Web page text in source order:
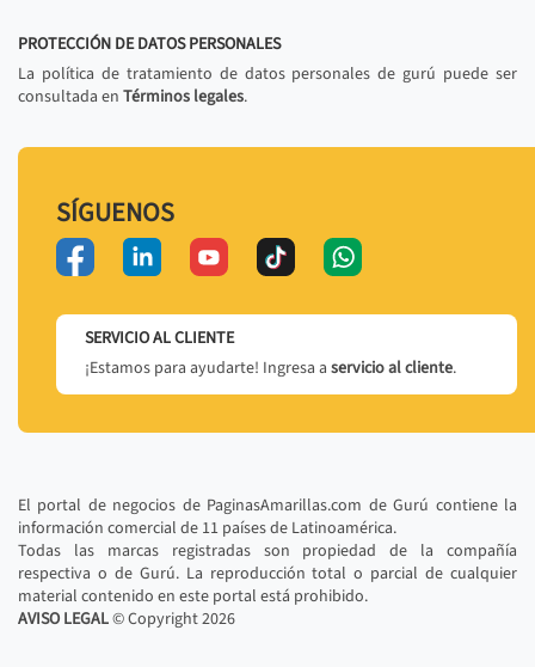
PROTECCIÓN DE DATOS PERSONALES
La política de tratamiento de datos personales de gurú puede ser
consultada en Términos legales.
SÍGUENOS
SERVICIO AL CLIENTE
¡Estamos para ayudarte! Ingresa a servicio al cliente.
El portal de negocios de PaginasAmarillas.com de Gurú contiene la
información comercial de 11 países de Latinoamérica.
Todas las marcas registradas son propiedad de la compañía
respectiva o de Gurú. La reproducción total o parcial de cualquier
material contenido en este portal está prohibido.
AVISO LEGAL© Copyright2026